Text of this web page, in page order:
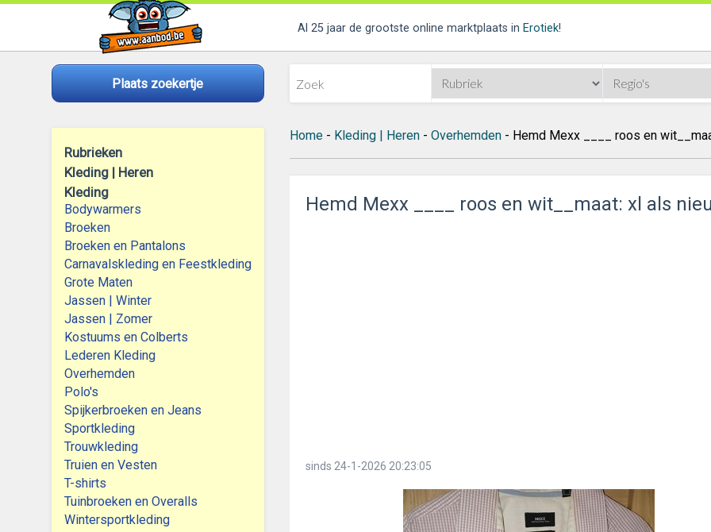
Al 25 jaar de grootste online marktplaats in Erotiek!
Plaats zoekertje
Rubrieken
Kleding | Heren
Kleding
Bodywarmers
Broeken
Broeken en Pantalons
Carnavalskleding en Feestkleding
Grote Maten
Jassen | Winter
Jassen | Zomer
Kostuums en Colberts
Lederen Kleding
Overhemden
Polo's
Spijkerbroeken en Jeans
Sportkleding
Trouwkleding
Truien en Vesten
T-shirts
Tuinbroeken en Overalls
Wintersportkleding
Home- Kleding | Heren- Overhemden- Hemd Mexx ____ roos en
Hemd Mexx ____ roos en wit__maat: xl als
sinds 24-1-2026 20:23:05